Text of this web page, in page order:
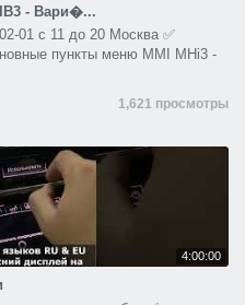
- Вари�...
01 с 11 до 20 Москва ✅
пункты меню MMI MHi3 -
1,621 просмотры
4:00:00